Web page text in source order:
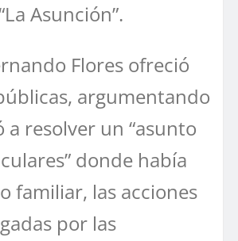
Asunción”.
Flores ofreció
argumentando
a resolver un “asunto
donde había
familiar, las acciones
por las